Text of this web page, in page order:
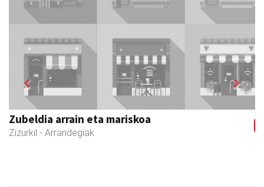
Zubimusu Ikastola
Zizurkil - Hezkuntza
Previous Next